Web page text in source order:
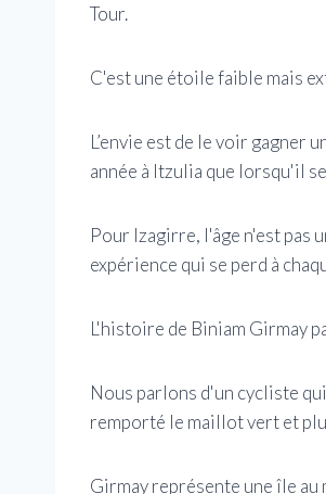
Tour.
C'est une étoile faible mais
L’envie est de le voir gagner
année à Itzulia que lorsqu'il
Pour Izagirre, l'âge n'est pas
expérience qui se perd à
L'histoire de Biniam Girmay
Nous parlons d'un cycliste
remporté le maillot vert et
Girmay représente une île